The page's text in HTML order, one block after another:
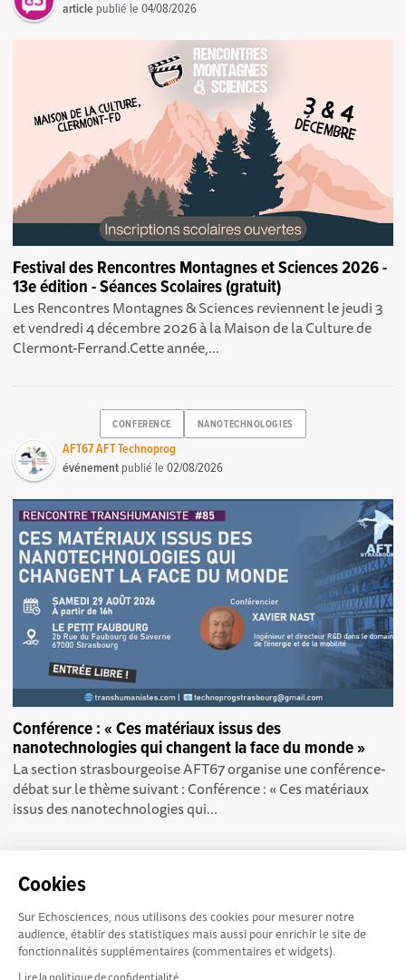
Cookies
Sur Echosciences, nous utilisons des cookies pour mesurer notre
audience, établir des statistiques mais aussi pour enrichir le site de
fonctionnalités supplémentaires (commentaires et widgets).
article publié le04/08/2026
Festival des Rencontres Montagnes et Sciences 2026 -
13e édition - Séances Scolaires (gratuit)
Les Rencontres Montagnes & Sciences reviennent le jeudi 3
et vendredi 4 décembre 2026 à la Maison de la Culture de
Clermont-Ferrand.Cette année,...
CONFERENCE NANOTECHNOLOGIES
AFT67 AFT Technoprog
événement publié le02/08/2026
Conférence : « Ces matériaux issus des
nanotechnologies qui changent la face du monde »
La section strasbourgeoise AFT67 organise une conférence-
débat sur le thème suivant : Conférence : « Ces matériaux
issus des nanotechnologies qui...
Conditions Générales d'utilisation
Echosciences Sud
Provence-Alpes-Côte
d'Azur est à l'initiative de la Région Sud et de la Délégation